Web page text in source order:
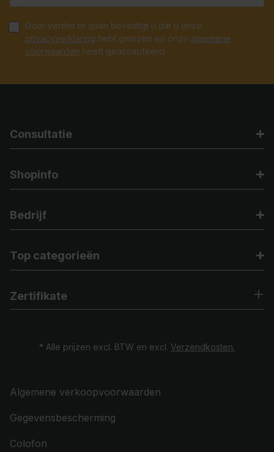
Door verder te gaan bevestigt u dat u onze
privacyverklaring hebt gelezen en onze algemene
voorwaarden heeft geaccepteerd.
Consultatie
Shopinfo
Bedrijf
Top categorieën
Zertifikate
* Alle prijzen excl. BTW en excl. Verzendkosten.
Algemene verkoopvoorwaarden
Gegevensbescherming
Colofon